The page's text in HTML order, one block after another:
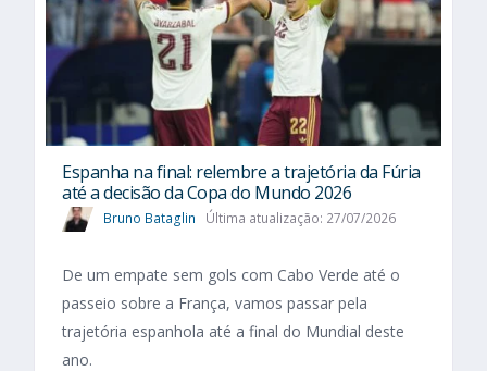
Espanha na final: relembre a trajetória da Fúria
até a decisão da Copa do Mundo 2026
Bruno Bataglin Última atualização: 27/07/2026
De um empate sem gols com Cabo Verde até o
passeio sobre a França, vamos passar pela
trajetória espanhola até a final do Mundial deste
ano.